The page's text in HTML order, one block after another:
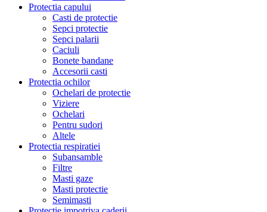
Protectia capului
Casti de protectie
Sepci protectie
Sepci palarii
Caciuli
Bonete bandane
Accesorii casti
Protectia ochilor
Ochelari de protectie
Viziere
Ochelari
Pentru sudori
Altele
Protectia respiratiei
Subansamble
Filtre
Masti gaze
Masti protectie
Semimasti